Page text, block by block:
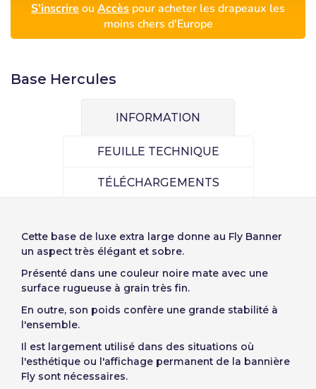
S'inscrire
Utilisateur (VAT):
Accès
Récupérer le mot de passe
Créer compte
Sélectionnez votre
Português
Français
Deutsch
Italiano
Slovenija
Finnish
Slovenčina (Slovak)
Norway
S'inscrire ou Accès pour acheter les drapeaux les
moins chers d'Europe
Base Hercules
INFORMATION
FEUILLE TECHNIQUE
TÉLÉCHARGEMENTS
Cette base de luxe extra large donne au Fly Banner
un aspect très élégant et sobre.
Présenté dans une couleur noire mate avec une
surface rugueuse à grain très fin.
En outre, son poids confère une grande stabilité à
l'ensemble.
Il est largement utilisé dans des situations où
l'esthétique ou l'affichage permanent de la bannière
Fly sont nécessaires.
Unités
Prix unitaire
Espera, por favor